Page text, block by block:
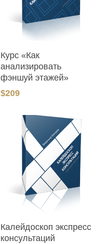
Курс «Как
анализировать
фэншуй этажей»
$209
Калейдоскоп экспресс
консультаций